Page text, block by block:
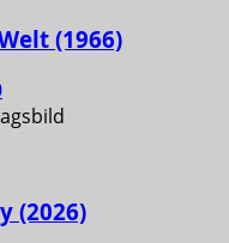
(1966)
(2026)